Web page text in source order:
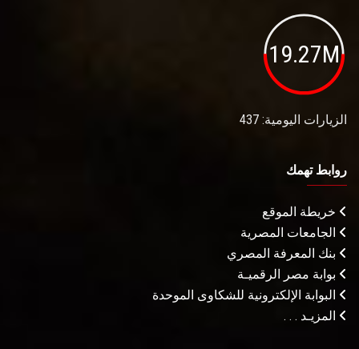
19.27M
الزيارات اليومية: 437
روابط تهمك
خريطة الموقع
الجامعات المصرية
بنك المعرفة المصري
بوابة مصر الرقميـة
البوابة الإلكترونية للشكاوى الموحدة
المزيـد . . .